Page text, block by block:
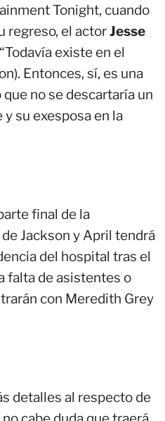
Tonight, cuando
regreso, el actorJesse
existe en el
Entonces, sí, es una
no se descartaría un
su exesposa en la
final de la
Jackson y April tendrá
del hospital tras el
falta de asistentes o
con Meredith Grey
detalles al respecto de